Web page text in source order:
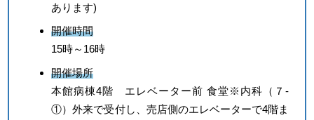
あります)
開催時間
15時～16時
開催場所
本館病棟4階 エレベーター前 食堂※内科（７-
①）外来で受付し、売店側のエレベーターで4階ま